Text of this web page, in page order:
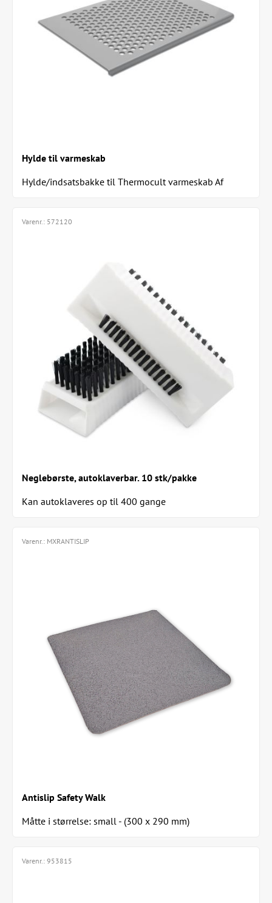
Hylde til varmeskab
Hylde/indsatsbakke til Thermocult varmeskab Af
Neglebørste, autoklaverbar. 10 stk/pakke
Kan autoklaveres op til 400 gange
Varenr.: 572120
Antislip Safety Walk
Måtte i størrelse: small - (300 x 290 mm)
Varenr.: MXRANTISLIP
Varenr.: 953815